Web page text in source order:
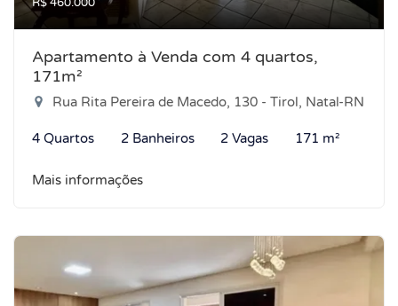
Apartamento à Venda com 4 quartos,
171m²
Rua Rita Pereira de Macedo, 130 - Tirol, Natal-RN
4 Quartos 2 Banheiros 2 Vagas 171 m²
Mais informações